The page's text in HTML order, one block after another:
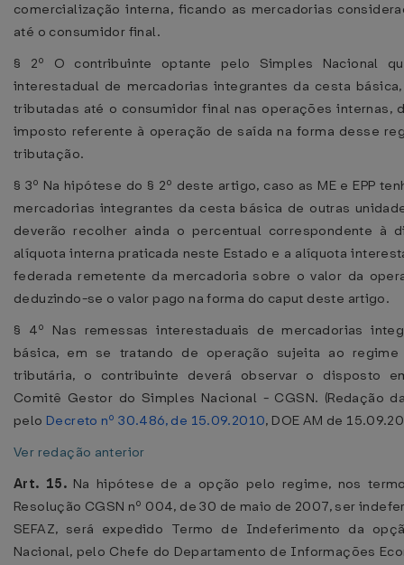
comercialização interna, ficando as mercadorias
até o consumidor final.
§ 2º O contribuinte optante pelo Simples Nacional
interestadual de mercadorias integrantes da cesta
tributadas até o consumidor final nas operações internas,
imposto referente à operação de saída na forma desse
tributação.
§ 3º Na hipótese do § 2º deste artigo, caso as ME e EPP
mercadorias integrantes da cesta básica de outras
deverão recolher ainda o percentual correspondente à
alíquota interna praticada neste Estado e a alíquota
federada remetente da mercadoria sobre o valor da
deduzindo-se o valor pago na forma do caput deste artigo.
§ 4º Nas remessas interestaduais de mercadorias
básica, em se tratando de operação sujeita ao
tributária, o contribuinte deverá observar o disposto
Comitê Gestor do Simples Nacional - CGSN. (Redação
pelo Decreto nº 30.486, de 15.09.2010, DOE AM de
Ver redação anterior
Art. 15.Na hipótese de a opção pelo regime, nos
Resolução CGSN nº 004, de 30 de maio de 2007, ser
SEFAZ, será expedido Termo de Indeferimento da
Nacional, pelo Chefe do Departamento de Informações